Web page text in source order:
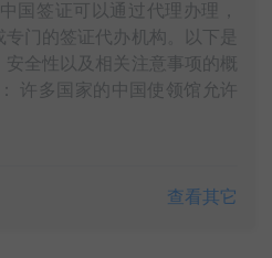
国签证可以通过代理办理，
门的签证代办机构。以下是
安全性以及相关注意事项的概
许多国家的中国使领馆允许
查看其它